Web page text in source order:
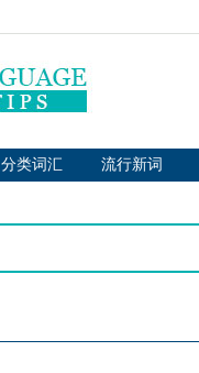
分类词汇 流行新词